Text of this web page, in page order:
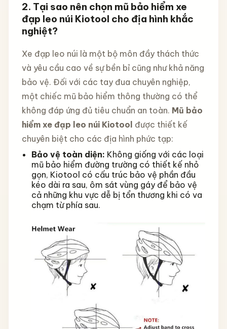
2. Tại sao nên chọn mũ bảo hiểm xe
đạp leo núi Kiotool cho địa hình khắc
nghiệt?
Xe đạp leo núi là một bộ môn đầy thách thức
và yêu cầu cao về sự bền bỉ cũng như khả năng
bảo vệ. Đối với các tay đua chuyên nghiệp,
một chiếc mũ bảo hiểm thông thường có thể
không đáp ứng đủ tiêu chuẩn an toàn. Mũ bảo
hiểm xe đạp leo núi Kiotool được thiết kế
chuyên biệt cho các địa hình phức tạp:
Bảo vệ toàn diện: Không giống với các loại
mũ bảo hiểm đường trường có thiết kế nhỏ
gọn, Kiotool có cấu trúc bảo vệ phần đầu
kéo dài ra sau, ôm sát vùng gáy để bảo vệ
cả những khu vực dễ bị tổn thương khi có va
chạm từ phía sau.